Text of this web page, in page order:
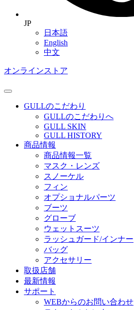
JP
日本語
English
中文
オンラインストア
GULLのこだわり
GULLのこだわりへ
GULL SKIN
GULL HISTORY
商品情報
商品情報一覧
マスク・レンズ
スノーケル
フィン
オプショナルパーツ
ブーツ
グローブ
ウェットスーツ
ラッシュガード/インナー
バッグ
アクセサリー
取扱店舗
最新情報
サポート
WEBからのお問い合わせ